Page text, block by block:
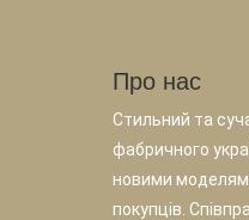
Про нас
Стильний та
фабричного
новими
покупців.